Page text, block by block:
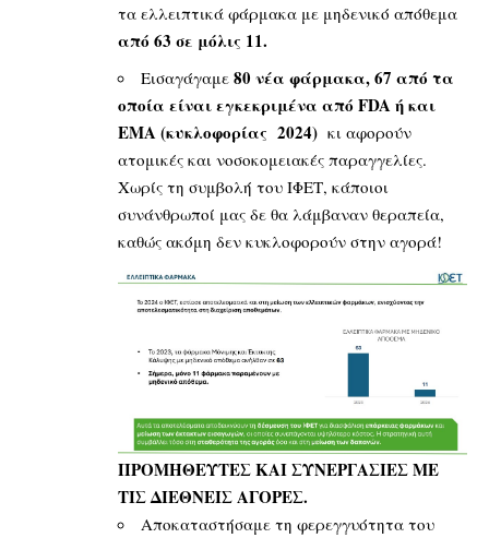
τα ελλειπτικά φάρμακα με μηδενικό απόθεμα
από 63 σε μόλις 11.
Εισαγάγαμε 80 νέα φάρμακα, 67 από τα
οποία είναι εγκεκριμένα από FDAή και
ΕΜΑ (κυκλοφορίας 2024) κι αφορούν
ατομικές και νοσοκομειακές παραγγελίες.
Χωρίς τη συμβολή του ΙΦΕΤ, κάποιοι
συνάνθρωποί μας δε θα λάμβαναν θεραπεία,
καθώς ακόμη δεν κυκλοφορούν στην αγορά!
ΠΡΟΜΗΘΕΥΤΕΣ ΚΑΙ ΣΥΝΕΡΓΑΣΙΕΣ ΜΕ
ΤΙΣ ΔΙΕΘΝΕΙΣ ΑΓΟΡΕΣ.
Αποκαταστήσαμε τη φερεγγυότητα του